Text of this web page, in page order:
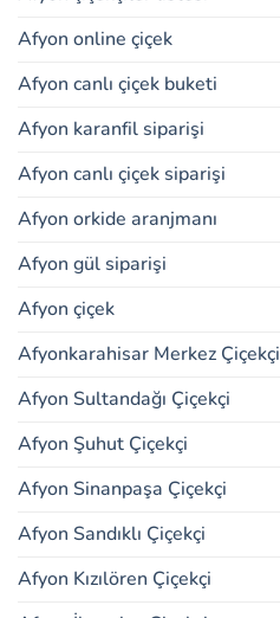
Afyon online çiçek
Afyon canlı çiçek buketi
Afyon karanfil siparişi
Afyon canlı çiçek siparişi
Afyon orkide aranjmanı
Afyon gül siparişi
Afyon çiçek
Afyonkarahisar Merkez Çiçekçi
Afyon Sultandağı Çiçekçi
Afyon Şuhut Çiçekçi
Afyon Sinanpaşa Çiçekçi
Afyon Sandıklı Çiçekçi
Afyon Kızılören Çiçekçi